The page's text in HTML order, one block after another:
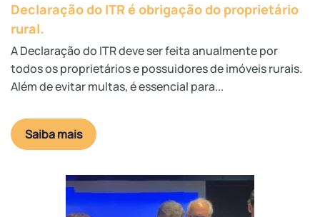
Declaração do ITR é obrigação do proprietário
rural.
A Declaração do ITR deve ser feita anualmente por
todos os proprietários e possuidores de imóveis rurais.
Além de evitar multas, é essencial para...
Saiba mais